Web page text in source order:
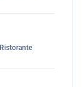
Ristorante